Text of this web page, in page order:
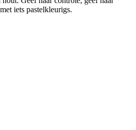
iets pastelkleurigs.